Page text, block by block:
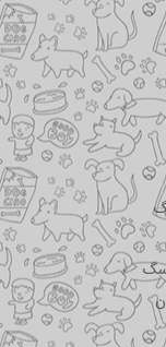
سگ